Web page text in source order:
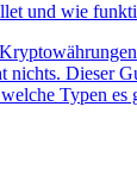
und wie
nichts. Dieser
Typen es